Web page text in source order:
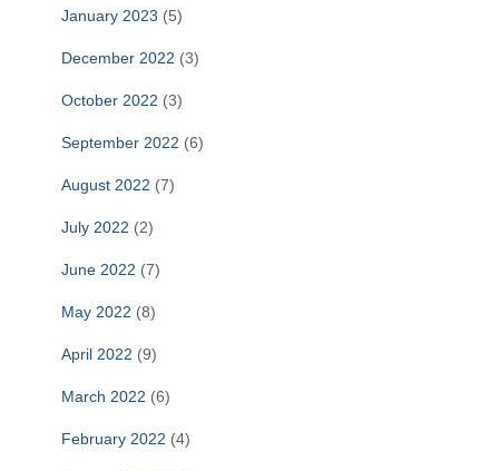
January 2023 (5)
December 2022 (3)
October 2022 (3)
September 2022 (6)
August 2022 (7)
July 2022 (2)
June 2022 (7)
May 2022 (8)
April 2022 (9)
March 2022 (6)
February 2022 (4)